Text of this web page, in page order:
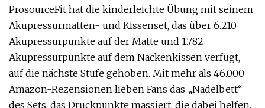
ProsourceFit hat die kinderleichte Übung mit seinem
Akupressurmatten- und Kissenset, das über 6.210
Akupressurpunkte auf der Matte und 1.782
Akupressurpunkte auf dem Nackenkissen verfügt,
auf die nächste Stufe gehoben. Mit mehr als 46.000
Amazon-Rezensionen lieben Fans das „Nadelbett“
des Sets, das Druckpunkte massiert, die dabei helfen,